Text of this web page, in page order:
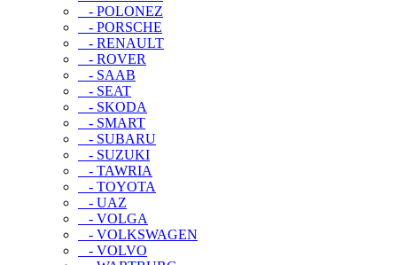
- POLONEZ
- PORSCHE
- RENAULT
- ROVER
- SAAB
- SEAT
- SKODA
- SMART
- SUBARU
- SUZUKI
- TAWRIA
- TOYOTA
- UAZ
- VOLGA
- VOLKSWAGEN
- VOLVO